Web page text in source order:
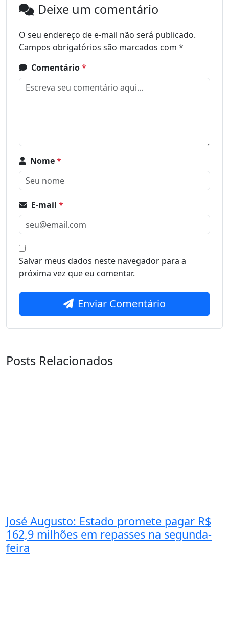
Deixe um comentário
O seu endereço de e-mail não será publicado.
Campos obrigatórios são marcados com *
Comentário*
Nome*
E-mail *
Salvar meus dados neste navegador para a
próxima vez que eu comentar.
Enviar Comentário
Posts Relacionados
José Augusto: Estado promete pagar R$
162,9 milhões em repasses na segunda-
feira